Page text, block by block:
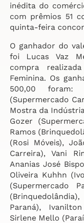
inédita do
com prêmios 51
quinta-feira
O ganhador do
foi Lucas Vaz
compra
Feminina. Os
500,00 foram:
(Supermercado
Mostra da
Gozer
Ramos
(Rosi Móveis),
Carreira), Vani
Ananias José
Oliveira Kuhhn
(Supermercado
Paraná),
Sirlene Mello